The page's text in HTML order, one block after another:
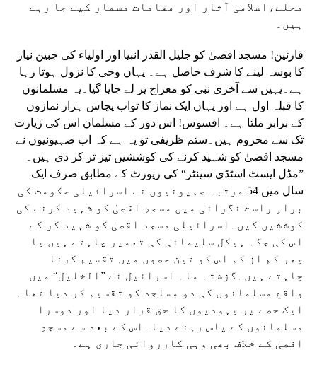
محلے،اسلامی آثار اور مقامات مسمار کیے جا رہے
ہیں۔
قارئین! مسجد اقصیٰ کو جلیل القدر انبیا اور اولیاء کی جبین نیاز
کا بوسہ لینے کا شرف حاصل ہے۔ یہاں وحی کا نزول ہوتا رہا
ہے۔یہیں سے آخری نبی کو معراج پر لے جایا گیا۔یہ مسلمانوں
کا قبلہ اول ہے اور یہاں ایک نماز کا ثواب پچاس ہزار نمازوں
کے برابر ملتا ہے۔ افسوس! اس دور کے مسلمان اس کی زیارت
تک سے محروم ہیں۔ستم ظریفی تو یہ ہے کہ اب صہیونیوں نے
مسجد اقصیٰ کو شہید کرنے کی کوششیں تیز تر کر دی ہیں۔
”مڈل ایسٹ اسٹڈی سینٹر“ کی رپورٹ کے مطابق صرف ایک
سال میں 54 مرتبہ صہیونیوں نے اسرائیلی حکومت کی
براہِ راست نگرانی میں مسجدِ اقصیٰ کو شہید کرنے کی
کوششیں کیں۔اسرائیلی مسجد اقصیٰ کو شہید کر کے
اس کی جگہ ہیکل سلیمانی کی تعمیر چاہتے ہیں یا
پھر کم از کم اس کو تین حصوں میں تقسیم کرنا
چاہتے ہیں۔گزشتہ ماہ اسرائیل نے ”الخلیل“ میں
واقع مسلمانوں کی دو مساجد کو تقسیم کر دیا تھا۔
ایک حصے پر یہودیوں کا حق قرار دیا اور دوسرا
مسلمانوں کے پاس رہنے دیا۔اس کے بعد سے مسجدِ
اقصیٰ کے خلاف بھی وہی کارروائی جاری ہے۔